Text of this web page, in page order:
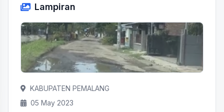
Lampiran
KABUPATEN PEMALANG
05 May 2023